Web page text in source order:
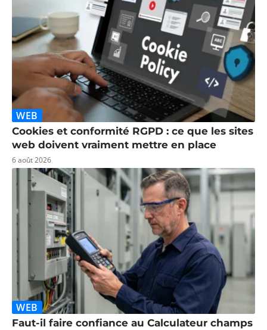
WEB
Cookies et conformité RGPD : ce que les sites
web doivent vraiment mettre en place
6 août 2026
WEB
Faut-il faire confiance au Calculateur champs